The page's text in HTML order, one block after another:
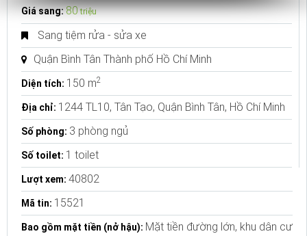
Giá sang:80triệu
Sang tiệm rửa - sửa xe
Quận Bình Tân Thành phố Hồ Chí Minh
Diện tích: 150 m2
Địa chỉ: 1244 TL10, Tân Tạo, Quận Bình Tân, Hồ Chí Minh
Số phòng: 3 phòng ngủ
Số toilet: 1 toilet
Lượt xem: 40802
Mã tin: 15521
Bao gồm mặt tiền (nở hậu): Mặt tiền đường lớn, khu dân cư